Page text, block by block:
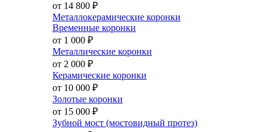
от 14 800 ₽
Металлокерамические коронки
Временные коронки
от 1 000 ₽
Металлические коронки
от 2 000 ₽
Керамические коронки
от 10 000 ₽
Золотые коронки
от 15 000 ₽
Зубной мост (мостовидный протез)